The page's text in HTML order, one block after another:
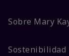
Sobre Mary
Sostenibilidad